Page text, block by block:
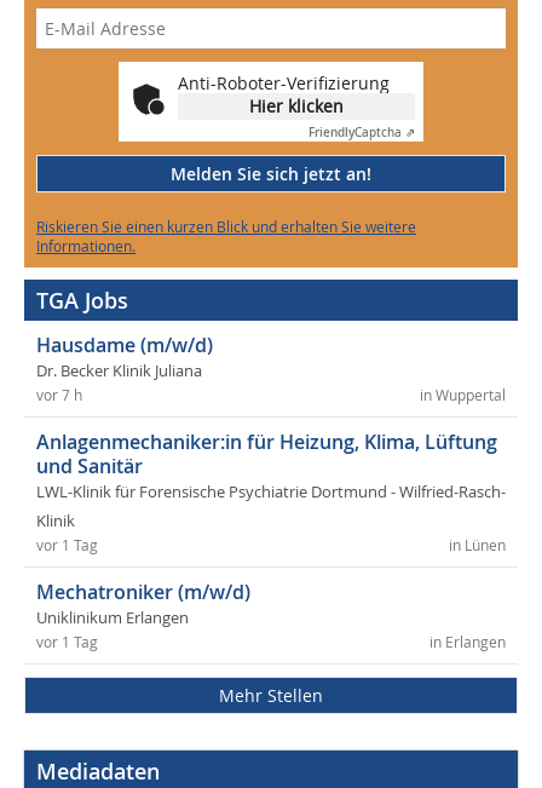
Anti-Roboter-Verifizierung
Hier klicken
FriendlyCaptcha ⇗
Melden Sie sich jetzt an!
Riskieren Sie einen kurzen Blick und erhalten Sie weitere
Informationen.
TGA Jobs
Hausdame (m/w/d)
Dr. Becker Klinik Juliana
in Wuppertal
vor 7 h
Anlagenmechaniker:in für Heizung, Klima, Lüftung
und Sanitär
LWL-Klinik für Forensische Psychiatrie Dortmund - Wilfried-Rasch-
Klinik
in Lünen
vor 1 Tag
Mechatroniker (m/w/d)
Uniklinikum Erlangen
in Erlangen
vor 1 Tag
Mehr Stellen
Mediadaten